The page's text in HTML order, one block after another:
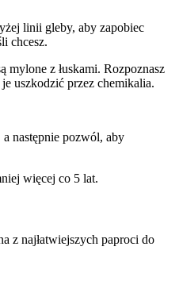
linii gleby, aby zapobiec
chcesz.
mylone z łuskami. Rozpoznasz
uszkodzić przez chemikalia.
a następnie pozwól, aby
więcej co 5 lat.
z najłatwiejszych paproci do